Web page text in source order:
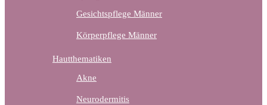
Gesichtspflege Männer
Körperpflege Männer
Hautthematiken
Akne
Neurodermitis